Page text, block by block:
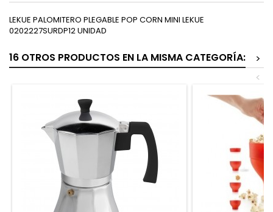
LEKUE PALOMITERO PLEGABLE POP CORN MINI LEKUE
0202227SURDP12 UNIDAD
16 OTROS PRODUCTOS EN LA MISMA CATEGORÍA:
>
<